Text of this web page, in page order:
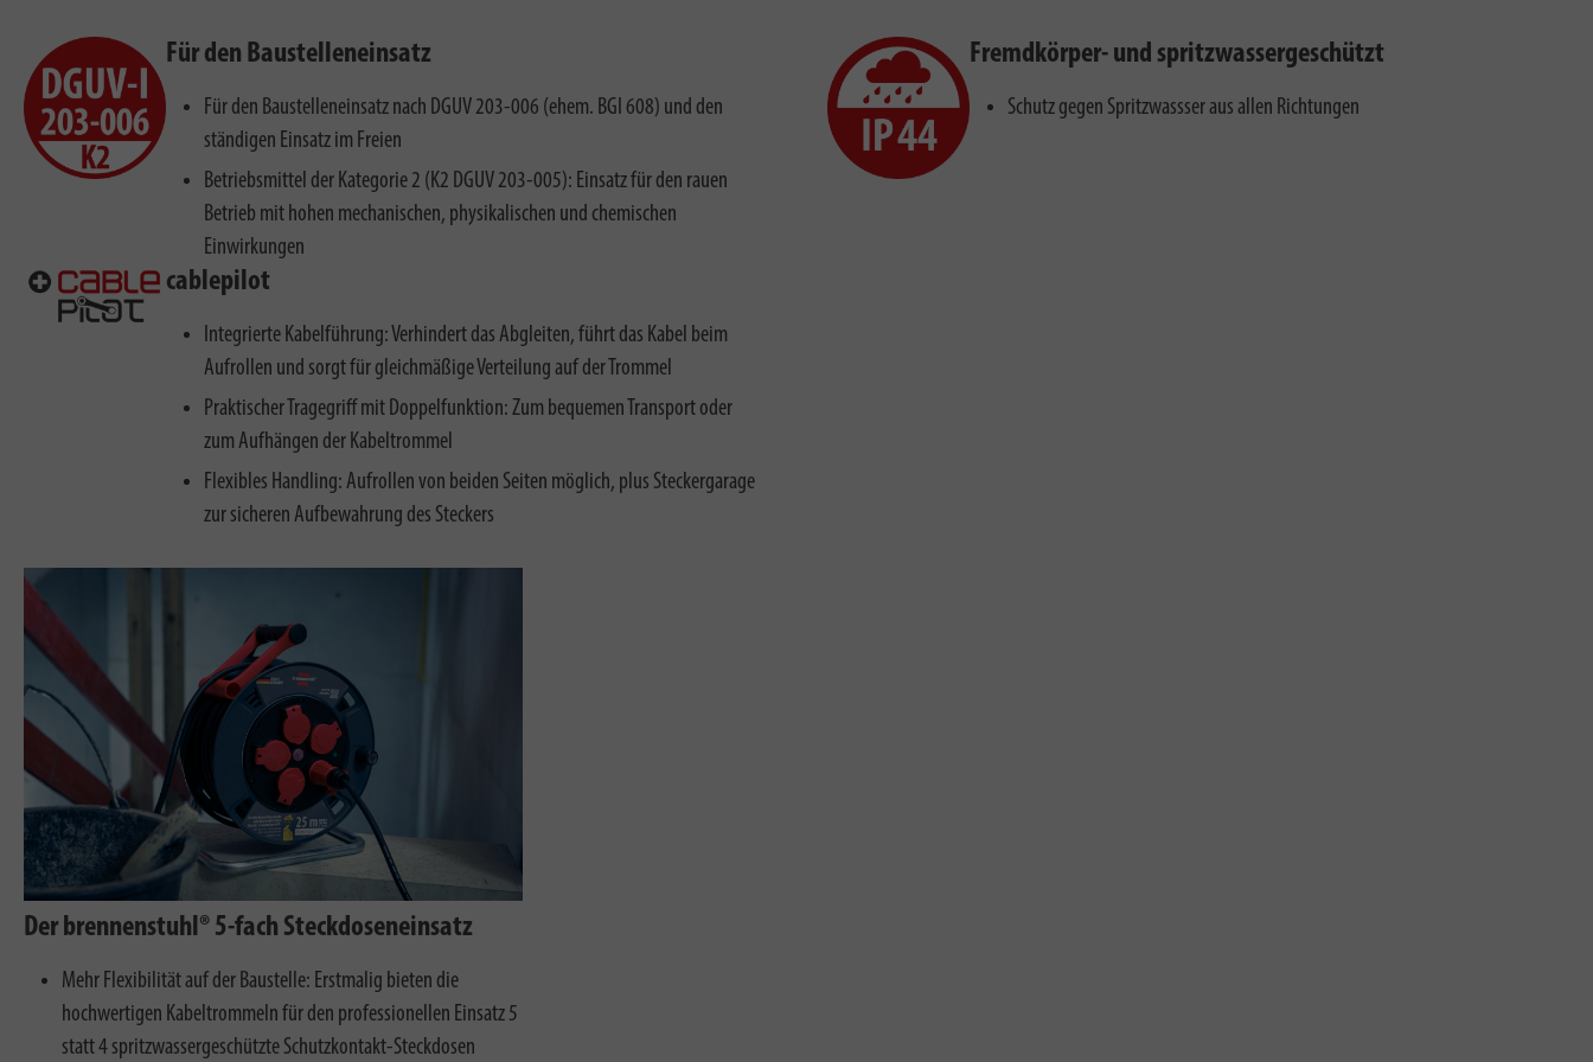
Für den Baustelleneinsatz
Für den Baustelleneinsatz nach DGUV 203-006 (ehem. BGI 608) und den
ständigen Einsatz im Freien
Betriebsmittel der Kategorie 2 (K2 DGUV 203-005): Einsatz für den rauen
Betrieb mit hohen mechanischen, physikalischen und chemischen
Einwirkungen
Fremdkörper- und spritzwassergeschützt
Schutz gegen Spritzwassser aus allen Richtungen
cablepilot
Integrierte Kabelführung: Verhindert das Abgleiten, führt das Kabel beim
Aufrollen und sorgt für gleichmäßige Verteilung auf der Trommel
Praktischer Tragegriff mit Doppelfunktion: Zum bequemen Transport oder
zum Aufhängen der Kabeltrommel
Flexibles Handling: Aufrollen von beiden Seiten möglich, plus Steckergarage
zur sicheren Aufbewahrung des Steckers
Der brennenstuhl® 5-fach Steckdoseneinsatz
Mehr Flexibilität auf der Baustelle: Erstmalig bieten die
hochwertigen Kabeltrommeln für den professionellen Einsatz 5
statt 4 spritzwassergeschützte Schutzkontakt-Steckdosen